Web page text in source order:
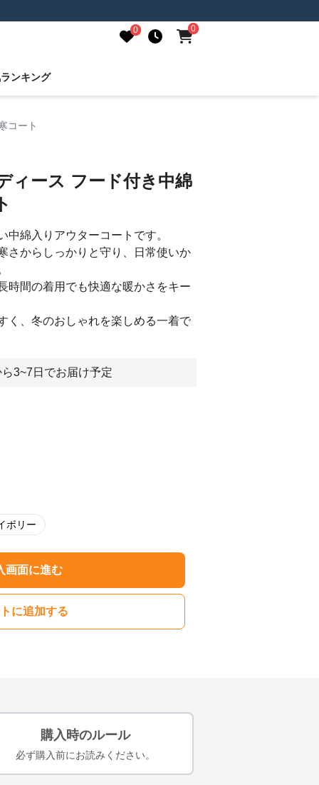
0 0
ランキング
コート
ィース フード付き中綿
中綿入りアウターコートです。
さからしっかりと守り、日常使いか
時間の着用でも快適な暖かさをキー
く、冬のおしゃれを楽しめる一着で
3~7日でお届け予定
ボリー
画面に進む
に追加する
購入時のルール
必ず購入前にお読みください。